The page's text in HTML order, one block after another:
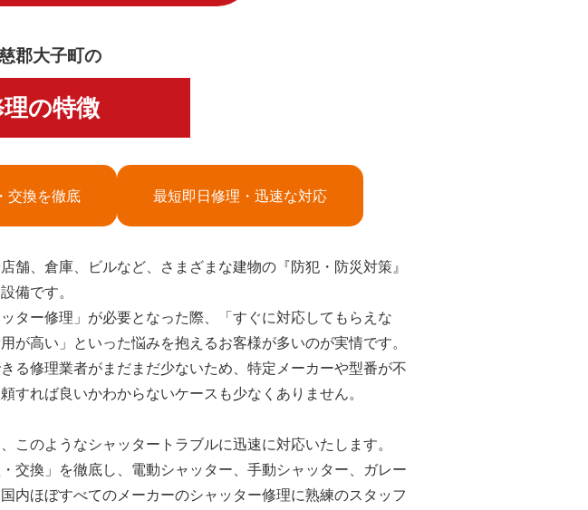
郡大子町の
の特徴
交換を徹底 最短即日修理・迅速な対応
舗、倉庫、ビルなど、さまざまな建物の『防犯・防災対策』
備です。
ター修理」が必要となった際、「すぐに対応してもらえな
が高い」といった悩みを抱えるお客様が多いのが実情です。
る修理業者がまだまだ少ないため、特定メーカーや型番が不
すれば良いかわからないケースも少なくありません。
このようなシャッタートラブルに迅速に対応いたします。
・交換」を徹底し、電動シャッター、手動シャッター、ガレー
内ほぼすべてのメーカーのシャッター修理に熟練のスタッフ